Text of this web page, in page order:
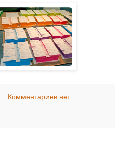
Комментариев нет: